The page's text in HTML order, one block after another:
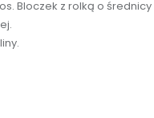
Bloczek z rolką o